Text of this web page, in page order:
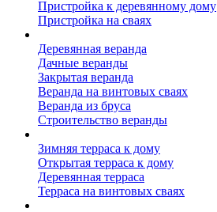
Пристройка к деревянному дому
Пристройка на сваях
Деревянная веранда
Дачные веранды
Закрытая веранда
Веранда на винтовых сваях
Веранда из бруса
Строительство веранды
Зимняя терраса к дому
Открытая терраса к дому
Деревянная терраса
Терраса на винтовых сваях